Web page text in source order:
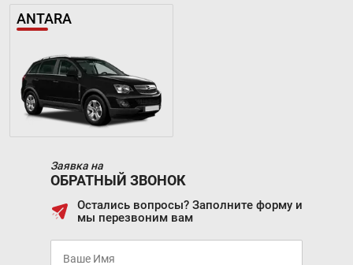
ANTARA
Заявка на
ОБРАТНЫЙ ЗВОНОК
Остались вопросы? Заполните форму и
мы перезвоним вам